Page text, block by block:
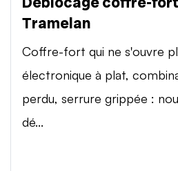
Tramelan
Coffre-fort qui ne s'ouvre
électronique à plat,
perdu, serrure grippée :
dé...